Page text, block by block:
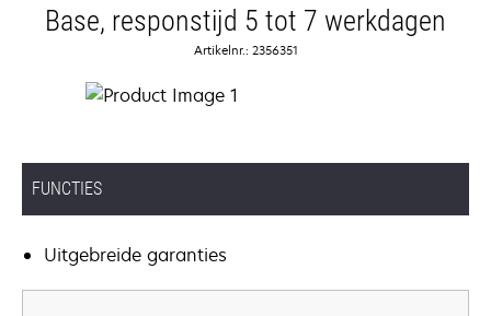
Base, responstijd 5 tot 7 werkdagen
Artikelnr.: 2356351
FUNCTIES
Uitgebreide garanties